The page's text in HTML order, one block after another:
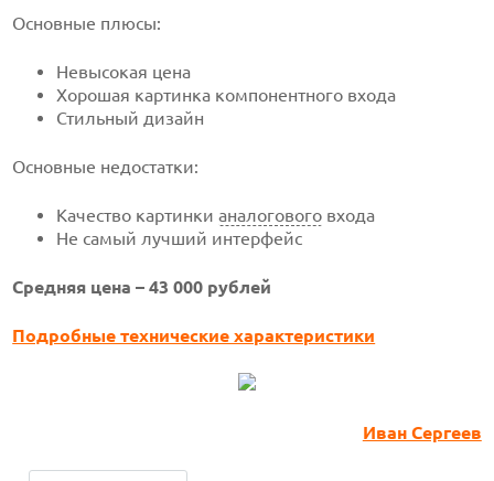
Основные плюсы:
Невысокая цена
Хорошая картинка компонентного входа
Стильный дизайн
Основные недостатки:
Качество картинкианалогового входа
Не самый лучший интерфейс
Средняя цена – 43 000 рублей
Подробные технические характеристики
Иван Сергеев